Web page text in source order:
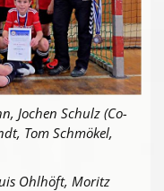
Jochen Schulz (Co-
Tom Schmökel,
Ohlhöft, Moritz